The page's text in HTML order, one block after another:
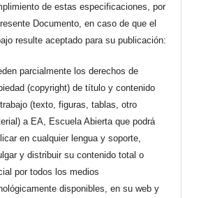
de estas especificaciones, por
Documento, en caso de que el
resulte aceptado para su publicación:
parcialmente los derechos de
(copyright) de título y contenido
(texto, figuras, tablas, otro
a EA, Escuela Abierta que podrá
en cualquier lengua y soporte,
y distribuir su contenido total o
por todos los medios
disponibles, en su web y